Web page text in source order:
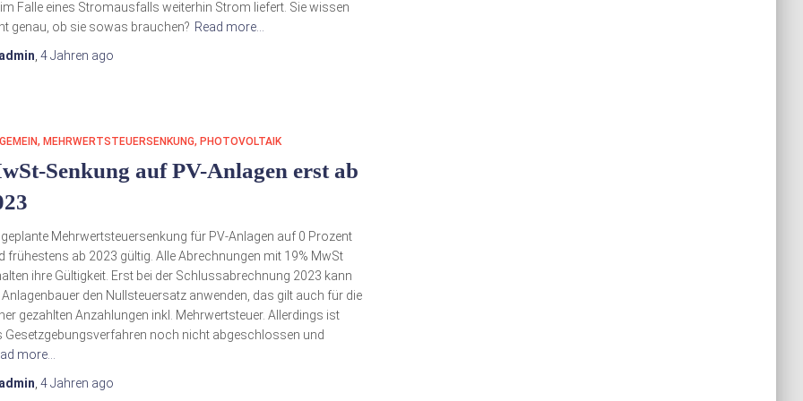
Falle eines Stromausfalls weiterhin Strom liefert. Sie wissen
genau, ob sie sowas brauchen? Read more…
4 Jahren ago
MEHRWERTSTEUERSENKUNG PHOTOVOLTAIK
Senkung auf PV-Anlagen erst ab
geplante Mehrwertsteuersenkung für PV-Anlagen auf 0 Prozent
frühestens ab 2023 gültig. Alle Abrechnungen mit 19% MwSt
ihre Gültigkeit. Erst bei der Schlussabrechnung 2023 kann
Anlagenbauer den Nullsteuersatz anwenden, das gilt auch für die
gezahlten Anzahlungen inkl. Mehrwertsteuer. Allerdings ist
Gesetzgebungsverfahren noch nicht abgeschlossen und
more…
4 Jahren ago